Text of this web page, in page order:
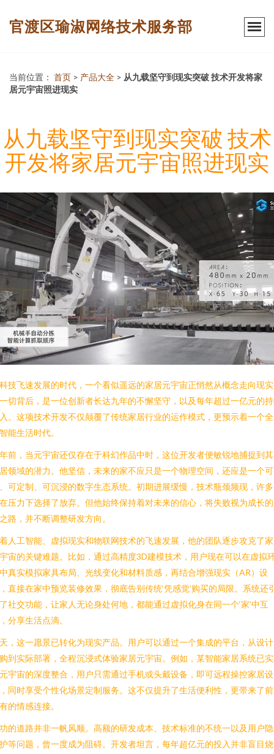
官渡区瑜淑网络技术服务部
当前位置： 首页 > 产品大全 > 从九载坚守到现实突破 技术开发将家
居元宇宙照进现实
从九载坚守到现实突破 技术
开发将家居元宇宙照进现实
技飞速发展的时代，一个看似遥远的家居元宇宙正悄然从概念走向现
切背后，是一位创新者长达九年的不懈坚守，以及每年超过一亿元的
。这项技术开发不仅颠覆了传统家居行业的运作模式，更预示着一个
能生活时代。
前，当元宇宙还仅存在于科幻作品中时，这位开发者便敏锐地捕捉到
领域的潜力。他坚信，未来的家不应只是一个物理空间，还应是一个
可定制、可沉浸的数字生态系统。初期进展缓慢，技术瓶颈频现，许
压力下选择了放弃。但他始终保持着对未来的信心，将失败视为成长
路，并不断调整研发方向。
人工智能、虚拟现实和物联网技术的飞速发展，他的团队逐步攻克了
宙的关键难题。比如，通过高精度3D建模技术，用户现在可以在虚拟
真实模拟家具布局、光线变化和材料质感，再结合增强现实（AR）设
直接在家中预览装修效果，彻底告别传统‘凭感觉’购买的局限。系统还
社交功能，让家人无论身处何地，都能通过虚拟化身在同一个‘家’中互
分享生活点滴。
，这一愿景已转化为现实产品。用户可以通过一个集成的平台，从设
到实际部署，全程沉浸式体验家居元宇宙。例如，某智能家居系统已
宇宙的深度整合，用户只需通过手机或头戴设备，即可远程操控家居设
同时享受个性化场景定制服务。这不仅提升了生活便利性，更带来了
的情感连接。
的道路并非一帆风顺。高额的研发成本、技术标准的不统一以及用户
等问题，曾一度成为阻碍。开发者坦言，每年超亿元的投入并非盲目烧